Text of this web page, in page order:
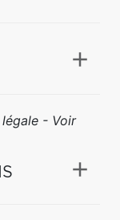
- Voir